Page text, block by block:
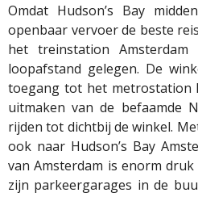
Omdat Hudson’s Bay
openbaar vervoer de beste
het treinstation
loopafstand gelegen. De
toegang tot het metrostation
uitmaken van de befaamde
rijden tot dichtbij de winkel.
ook naar Hudson’s Bay
van Amsterdam is enorm
zijn parkeergarages in de